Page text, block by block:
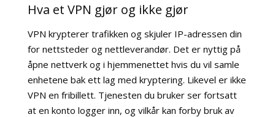
Hva et VPN gjør og ikke gjør
VPN krypterer trafikken og skjuler IP-adressen din
for nettsteder og nettleverandør. Det er nyttig på
åpne nettverk og i hjemmenettet hvis du vil samle
enhetene bak ett lag med kryptering. Likevel er ikke
VPN en fribillett. Tjenesten du bruker ser fortsatt
at en konto logger inn, og vilkår kan forby bruk av